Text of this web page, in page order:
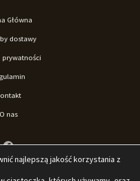
Główna
dostawy
prywatności
O nas
najlepszą jakość korzystania z